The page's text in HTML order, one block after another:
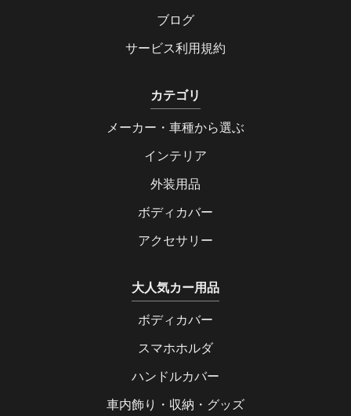
ブログ
サービス利用規約
カテゴリ
メーカー・車種から選ぶ
インテリア
外装用品
ボディカバー
アクセサリー
大人気カー用品
ボディカバー
スマホホルダ
ハンドルカバー
車内飾り・収納・グッズ